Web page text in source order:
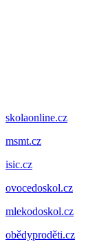
skolaonline.cz
msmt.cz
isic.cz
ovocedoskol.cz
mlekodoskol.cz
obědyproděti.cz